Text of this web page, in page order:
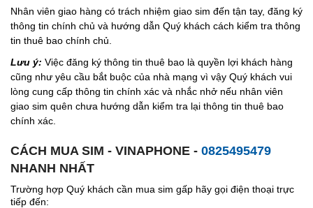
Nhân viên giao hàng có trách nhiệm giao sim đến tận tay, đăng ký
thông tin chính chủ và hướng dẫn Quý khách cách kiểm tra thông
tin thuê bao chính chủ.
Lưu ý: Việc đăng ký thông tin thuê bao là quyền lợi khách hàng
cũng như yêu cầu bắt buộc của nhà mạng vì vậy Quý khách vui
lòng cung cấp thông tin chính xác và nhắc nhở nếu nhân viên
giao sim quên chưa hướng dẫn kiểm tra lại thông tin thuê bao
chính xác.
CÁCH MUA SIM - VINAPHONE - 0825495479
NHANH NHẤT
Trường hợp Quý khách cần mua sim gấp hãy gọi điện thoại trực
tiếp đến: